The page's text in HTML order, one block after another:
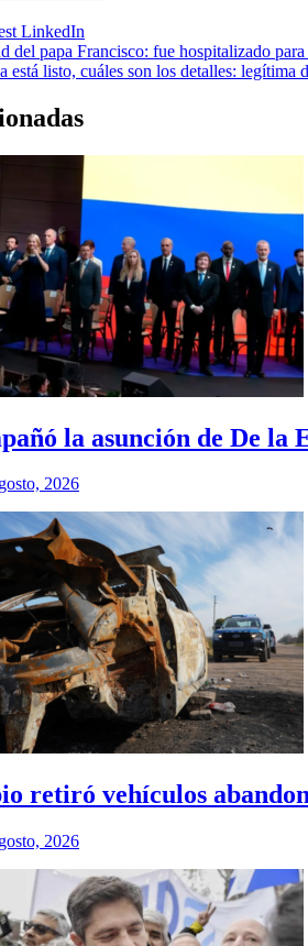
LinkedIn
del papa Francisco: fue hospitalizado
está listo, cuáles son los detalles:
la asunción de De la
2026
retiró vehículos
2026